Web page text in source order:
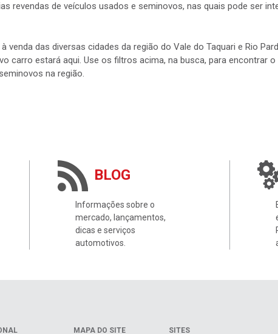
revendas de veículos usados e seminovos, nas quais pode ser
venda das diversas cidades da região do Vale do Taquari e Rio
carro estará aqui. Use os filtros acima, na busca, para encontrar
na região.
BLOG
Informações sobre o
mercado, lançamentos,
dicas e serviços
automotivos.
MAPA DO SITE SITES